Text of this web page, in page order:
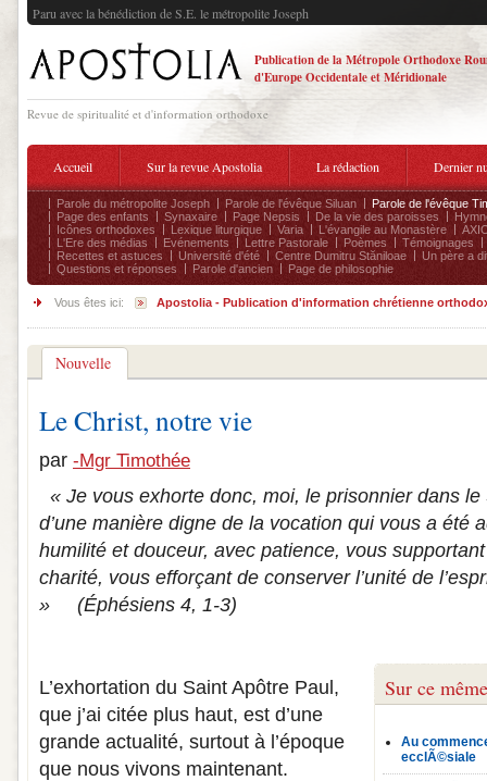
Paru avec la bénédiction de S.E. le métropolite Joseph
Publication de la Métropole Orthodoxe
d'Europe Occidentale et Méridionale
Revue de spiritualité et d'information orthodoxe
Accueil Sur la revue Apostolia La rédaction Dernier
Parole du métropolite Joseph Parole de l'évêque Siluan
Parole de l'évêque
Page des enfants
Synaxaire Page Nepsis De la vie des paroisses
Icônes orthodoxes
Lexique liturgique Varia L'évangile au Monastère
L'Ere des médias
Evénements Lettre Pastorale Poèmes
Témoignages
Recettes et astuces
Université d'été Centre Dumitru Stăniloae
Un père a
Questions et réponses
Parole d'ancien Page de philosophie
Vous êtes ici: Apostolia - Publication d'information chrétienne
Nouvelle
Le Christ, notre vie
par -Mgr Timothée
« Je vous exhorte donc, moi, le prisonnier dans
d’une manière digne de la vocation qui vous a été
humilité et douceur, avec patience, vous
charité, vous efforçant de conserver l’unité de
»
(Éphésiens 4, 1‑3)
Sur ce
Au
ecclÃ©siale
L’exhortation du Saint Apôtre Paul,
que j’ai citée plus haut, est d’une
grande actualité, surtout à l’époque
que nous vivons maintenant.